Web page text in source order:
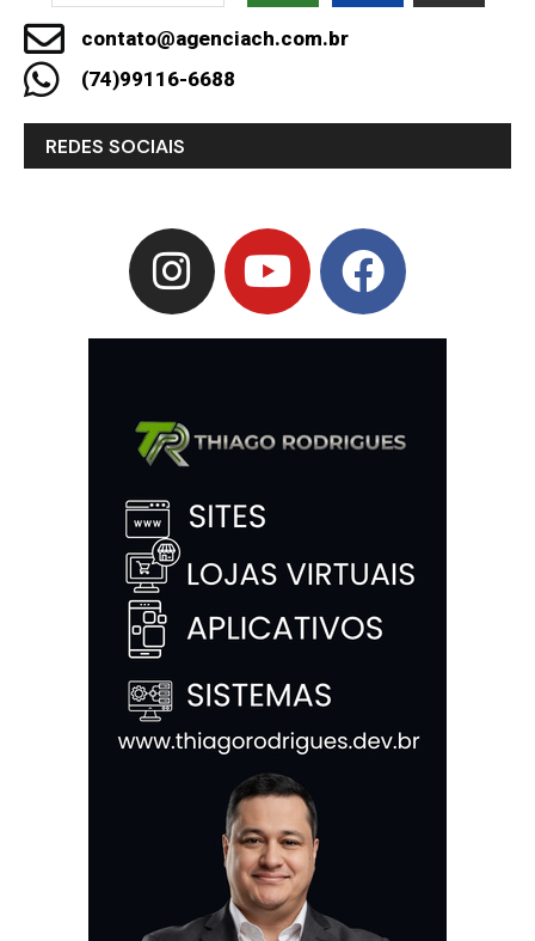
contato@agenciach.com.br
(74)99116-6688
REDES SOCIAIS